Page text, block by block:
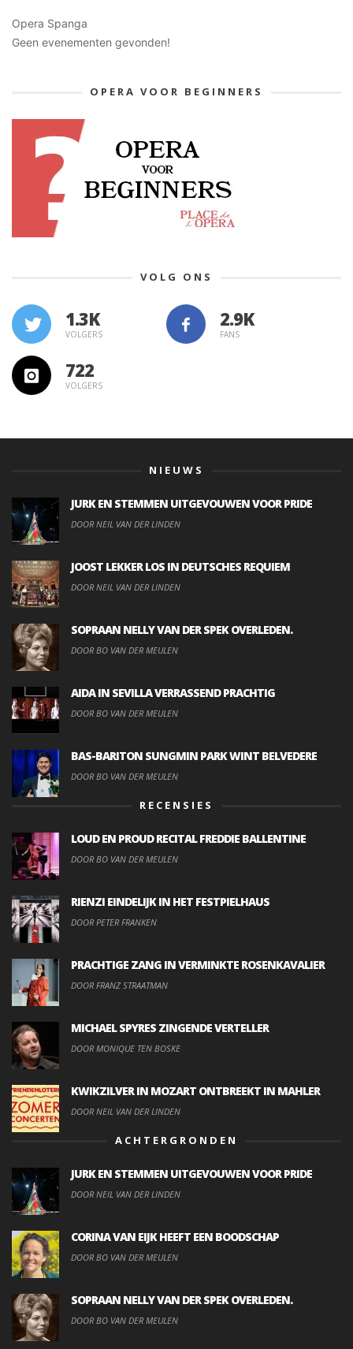
Opera Spanga
Geen evenementen gevonden!
OPERA VOOR BEGINNERS
VOLG ONS
1.3K
VOLGERS FANS
722
VOLGERS
NIEUWS
JURK EN STEMMEN UITGEVOUWEN VOOR PRIDE
DOOR NEIL VAN DER LINDEN
JOOST LEKKER LOS IN DEUTSCHES REQUIEM
DOOR NEIL VAN DER LINDEN
SOPRAAN NELLY VAN DER SPEK OVERLEDEN.
DOOR BO VAN DER MEULEN
AIDA IN SEVILLA VERRASSEND PRACHTIG
DOOR BO VAN DER MEULEN
BAS-BARITON SUNGMIN PARK WINT BELVEDERE
DOOR BO VAN DER MEULEN
RECENSIES
LOUD EN PROUD RECITAL FREDDIE BALLENTINE
DOOR BO VAN DER MEULEN
RIENZI EINDELIJK IN HET FESTPIELHAUS
DOOR PETER FRANKEN
PRACHTIGE ZANG IN VERMINKTE ROSENKAVALIER
DOOR FRANZ STRAATMAN
MICHAEL SPYRES ZINGENDE VERTELLER
DOOR MONIQUE TEN BOSKE
KWIKZILVER IN MOZART ONTBREEKT IN MAHLER
DOOR NEIL VAN DER LINDEN
ACHTERGRONDEN
JURK EN STEMMEN UITGEVOUWEN VOOR PRIDE
DOOR NEIL VAN DER LINDEN
CORINA VAN EIJK HEEFT EEN BOODSCHAP
DOOR BO VAN DER MEULEN
SOPRAAN NELLY VAN DER SPEK OVERLEDEN.
DOOR BO VAN DER MEULEN